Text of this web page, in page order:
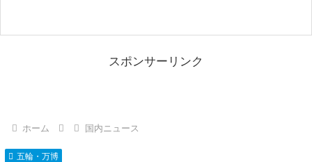
スポンサーリンク
ホーム 国内ニュース
五輪・万博